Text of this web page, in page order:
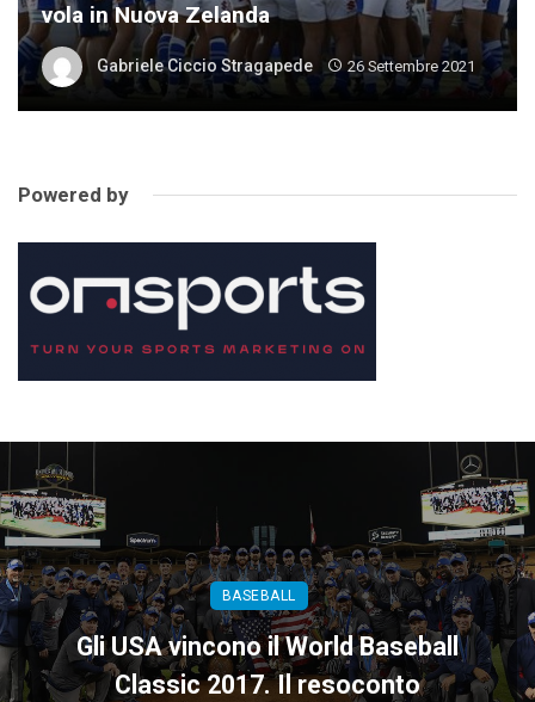
vola in Nuova Zelanda
Gabriele Ciccio Stragapede 26 Settembre 2021
Powered by
BASEBALL
Gli USA vincono il World Baseball
Classic 2017. Il resoconto